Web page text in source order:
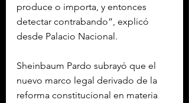
produce o importa, y entonces
detectar contrabando”, explicó
desde Palacio Nacional.
Sheinbaum Pardo subrayó que el
nuevo marco legal derivado de la
reforma constitucional en materia